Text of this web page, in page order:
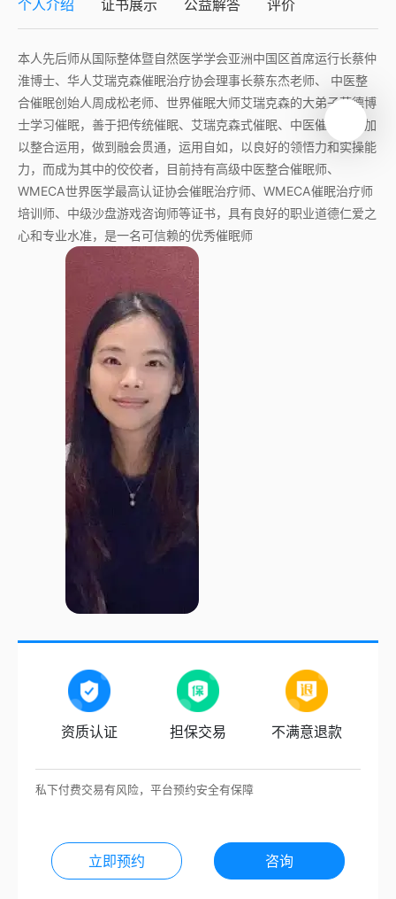
个人介绍 证书展示 公益解答 评价
本人先后师从国际整体暨自然医学学会亚洲中国区首席运行长蔡仲
淮博士、华人艾瑞克森催眠治疗协会理事长蔡东杰老师、 中医整
合催眠创始人周成松老师、世界催眠大师艾瑞克森的大弟子萨德博
士学习催眠，善于把传统催眠、艾瑞克森式催眠、中医催眠技术加
以整合运用，做到融会贯通，运用自如，以良好的领悟力和实操能
力，而成为其中的佼佼者，目前持有高级中医整合催眠师、
WMECA世界医学最高认证协会催眠治疗师、WMECA催眠治疗师
培训师、中级沙盘游戏咨询师等证书，具有良好的职业道德仁爱之
心和专业水准，是一名可信赖的优秀催眠师
资质认证 担保交易 不满意退款
私下付费交易有风险，平台预约安全有保障
立即预约 咨询